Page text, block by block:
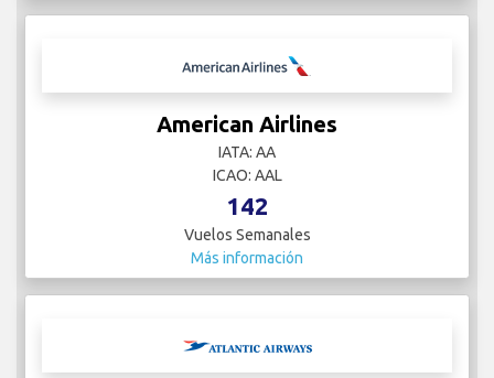
American Airlines
IATA: AA
ICAO: AAL
142
Vuelos Semanales
Más información